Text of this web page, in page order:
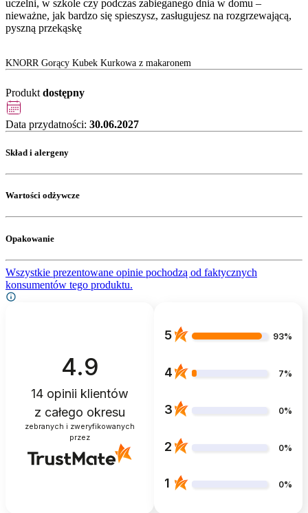
uczelni, w szkole czy podczas zabieganego dnia w domu –
nieważne, jak bardzo się spieszysz, zasługujesz na rozgrzewającą,
pyszną przekąskę
KNORR Gorący Kubek Kurkowa z makaronem
Produkt dostępny
Data przydatności: 30.06.2027
Skład i alergeny
Wartości odżywcze
Opakowanie
Wszystkie prezentowane opinie pochodzą od faktycznych
konsumentów tego produktu.
4.9
14 opinii klientów
z całego okresu
zebranych i zweryfikowanych
przez
5 93%
4 7%
3 0%
2 0%
1 0%